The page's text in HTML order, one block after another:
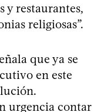
y restaurantes,
religiosas”.
que ya se
en este
urgencia contar